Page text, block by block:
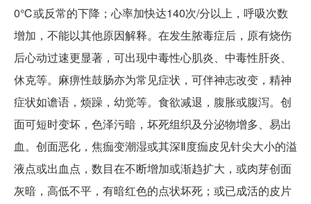
0℃或反常的下降；心率加快达140次/分以上，呼吸次数
增加，不能以其他原因解释。在发生脓毒症后，原有烧伤
后心动过速更显著，可出现中毒性心肌炎、中毒性肝炎、
休克等。麻痹性鼓肠亦为常见症状，可伴神志改变，精神
症状如谵语，烦躁，幼觉等。食欲减退，腹胀或腹泻。创
面可短时变坏，色泽污暗，坏死组织及分泌物增多、易出
血。创面恶化，焦痂变潮湿或其深Ⅱ度痂皮见针尖大小的溢
液点或出血点，数目在不断增加或渐趋扩大，或肉芽创面
灰暗，高低不平，有暗红色的点状坏死；或已成活的皮片